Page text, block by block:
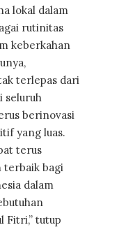
lokal dalam
rutinitas
keberkahan
terlepas dari
seluruh
berinovasi
yang luas.
terus
terbaik bagi
dalam
Fitri,” tutup